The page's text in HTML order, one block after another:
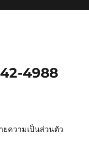
4988
ยความเป็นส่วนตัว